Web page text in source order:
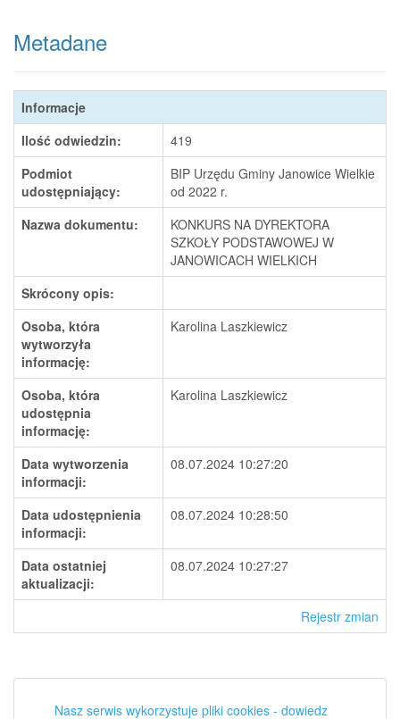
Metadane
Informacje
Ilość odwiedzin:
419
Podmiot
udostępniający:
BIP Urzędu Gminy Janowice Wielkie
od 2022 r.
Nazwa dokumentu:
KONKURS NA DYREKTORA
SZKOŁY PODSTAWOWEJ W
JANOWICACH WIELKICH
Skrócony opis:
Osoba, która
wytworzyła
informację:
Karolina Laszkiewicz
Osoba, która
udostępnia
informację:
Karolina Laszkiewicz
Data wytworzenia
informacji:
08.07.2024 10:27:20
Data udostępnienia
informacji:
08.07.2024 10:28:50
Data ostatniej
aktualizacji:
08.07.2024 10:27:27
Rejestr zmian
Nasz serwis wykorzystuje pliki cookies - dowiedz